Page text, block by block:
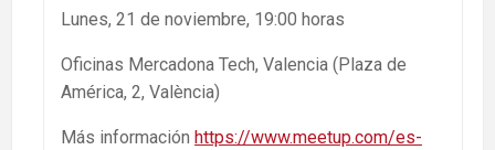
Lunes, 21 de noviembre, 19:00 horas
Oficinas Mercadona Tech, Valencia (Plaza de
América, 2, València)
Más información https://www.meetup.com/es-